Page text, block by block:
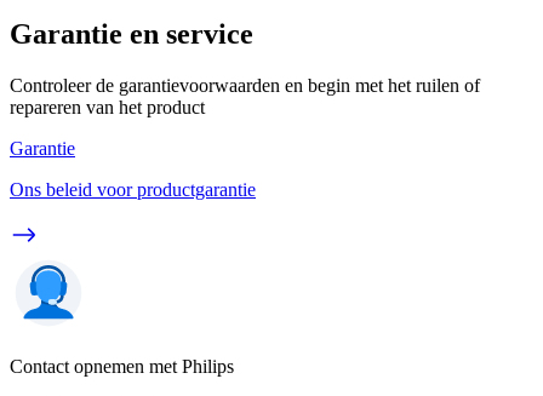
Garantie en service
Controleer de garantievoorwaarden en begin met het ruilen of
repareren van het product
Garantie
Ons beleid voor productgarantie
Contact opnemen met Philips